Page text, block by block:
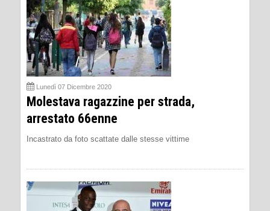
Lunedì 07 Dicembre 2020
Molestava ragazzine per strada,
arrestato 66enne
Incastrato da foto scattate dalle stesse vittime